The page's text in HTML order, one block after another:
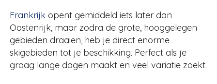
Frankrijk opent gemiddeld iets later dan
Oostenrijk, maar zodra de grote, hooggelegen
gebieden draaien, heb je direct enorme
skigebieden tot je beschikking. Perfect als je
graag lange dagen maakt en veel variatie zoekt.